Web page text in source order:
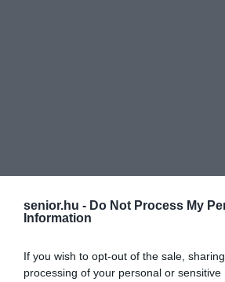
senior.hu - Do Not Process My
Information
If you wish to opt-out of the sale,
processing of your personal or